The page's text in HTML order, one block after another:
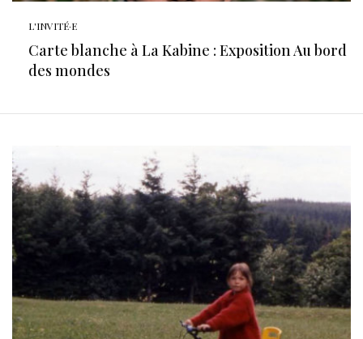
L'INVITÉ·E
Carte blanche à La Kabine : Exposition Au bord
des mondes